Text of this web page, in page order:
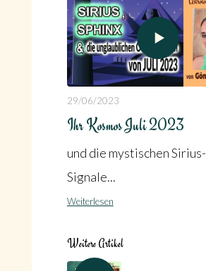
29/06/2023
Ihr Kosmos Juli 2023
und die mystischen Sirius-
Signale...
Weiterlesen
Weitere Artikel